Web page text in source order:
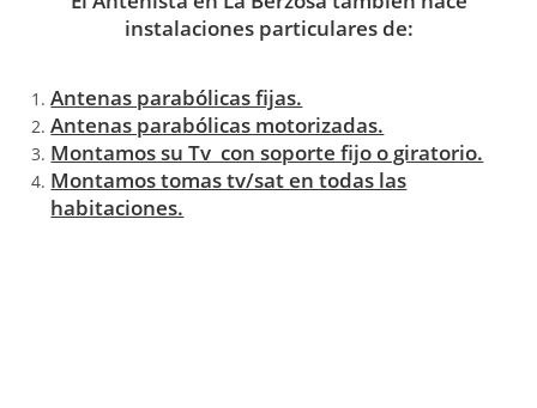
instalaciones particulares de:
Antenas parabólicas fijas.
Antenas parabólicas motorizadas.
Montamos su Tv con soporte fijo o giratorio.
Montamos tomas tv/sat en todas las
habitaciones.